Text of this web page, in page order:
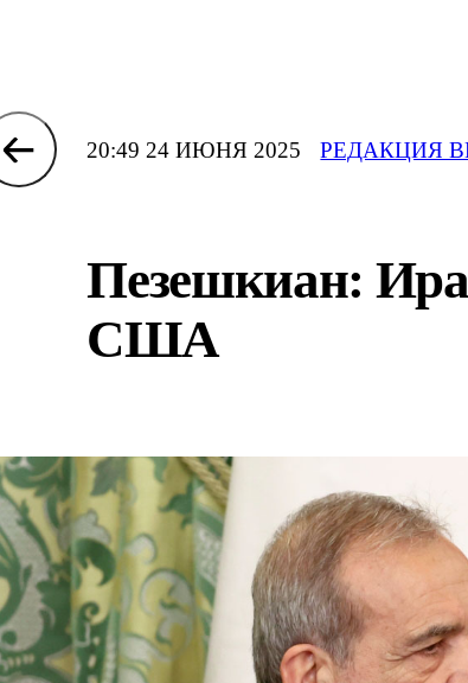
20:49 24 ИЮНЯ 2025 РЕДАКЦИЯ
Пезешкиан:
США